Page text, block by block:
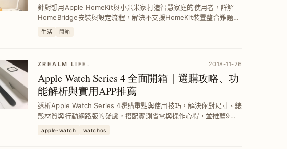
針對想用Apple HomeKit與小米米家打造智慧家庭的使用者，詳解
HomeBridge安裝與設定流程，解決不支援HomeKit裝置整合難題，
並示範如何利用捷徑與IFTTT實現GPS自動化，提升居家便利與安全
生活 開箱
ZREALM LIFE. 2018-11-26
Apple Watch Series 4 全面開箱｜選購攻略、功
能解析與實用APP推薦
透析Apple Watch Series 4選購重點與使用技巧，解決你對尺寸、錶
殼材質與行動網路版的疑慮，搭配實測省電與操作心得，並推薦9款
康管理。
apple-watch watchos